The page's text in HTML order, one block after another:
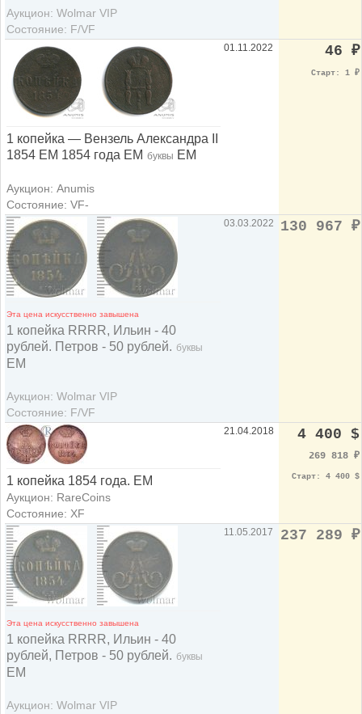
Аукцион: Wolmar VIP
Состояние: F/VF
1 копейка — Вензель Александра II
1854 ЕМ 1854 года ЕМ буквы ЕМ
Аукцион: Anumis
Состояние: VF-
01.11.2022 46 ₽
Старт: 1 ₽
Эта цена искусственно завышена
1 копейка RRRR, Ильин - 40
рублей. Петров - 50 рублей. буквы
ЕМ
Аукцион: Wolmar VIP
Состояние: F/VF
03.03.2022 130 967 ₽
1 копейка 1854 года. ЕМ
Аукцион: RareCoins
Состояние: XF
21.04.2018 4 400 $
269 818 ₽
Старт: 4 400 $
Эта цена искусственно завышена
1 копейка RRRR, Ильин - 40
рублей, Петров - 50 рублей. буквы
ЕМ
Аукцион: Wolmar VIP
11.05.2017 237 289 ₽